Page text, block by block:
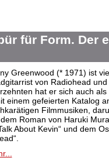
für Form. Der
Greenwood (* 1971) ist
von Radiohead
hat er sich auch
einem gefeierten Katalog
Filmmusiken,
Roman von Haruki
About Kevin“ und dem